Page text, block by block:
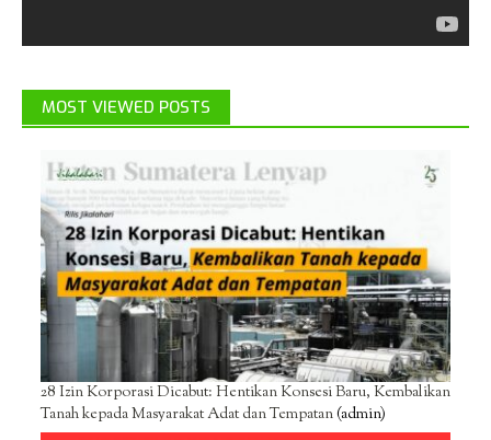
MOST VIEWED POSTS
28 Izin Korporasi Dicabut: Hentikan Konsesi Baru, Kembalikan
Tanah kepada Masyarakat Adat dan Tempatan(admin)